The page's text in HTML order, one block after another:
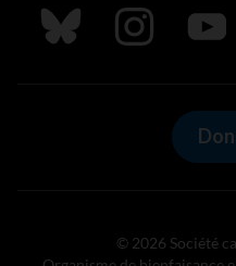
Suivez nous sur
Suivez nous
© 2026 Société